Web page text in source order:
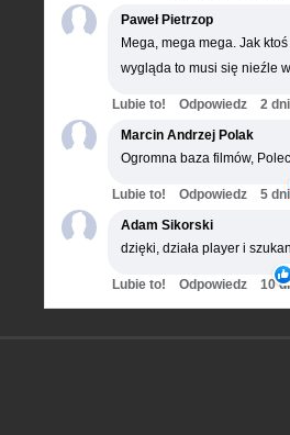
Paweł Pietrzop
Mega, mega mega. Jak
wygląda to musi się nieźle
Lubie to! Odpowiedz
2 dni
Marcin Andrzej Polak
Ogromna baza filmów,
Lubie to! Odpowiedz
5 dni
Adam Sikorski
dzięki, działa player i
Lubie to! Odpowiedz 10